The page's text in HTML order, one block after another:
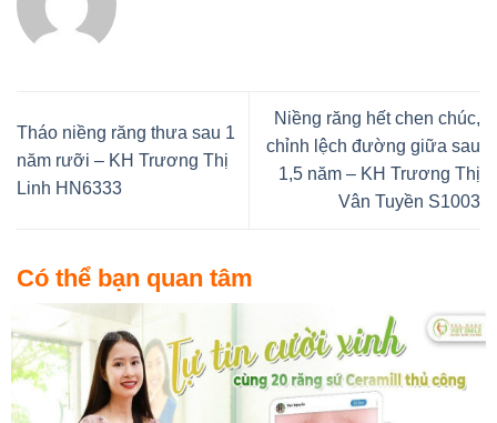
Tháo niềng răng thưa sau 1
năm rưỡi – KH Trương Thị
Linh HN6333
Niềng răng hết chen chúc,
chỉnh lệch đường giữa sau
1,5 năm – KH Trương Thị
Vân Tuyền S1003
Có thể bạn quan tâm